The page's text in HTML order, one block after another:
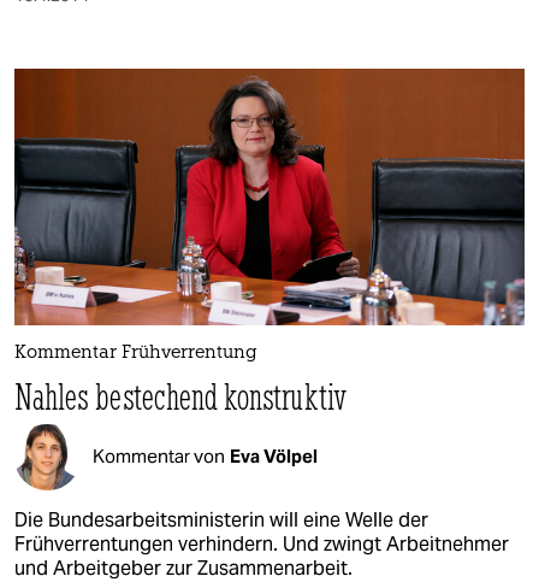
Kommentar Frühverrentung
Nahles bestechend konstruktiv
Kommentar von Eva Völpel
Die Bundesarbeitsministerin will eine Welle der
Frühverrentungen verhindern. Und zwingt Arbeitnehmer
und Arbeitgeber zur Zusammenarbeit.